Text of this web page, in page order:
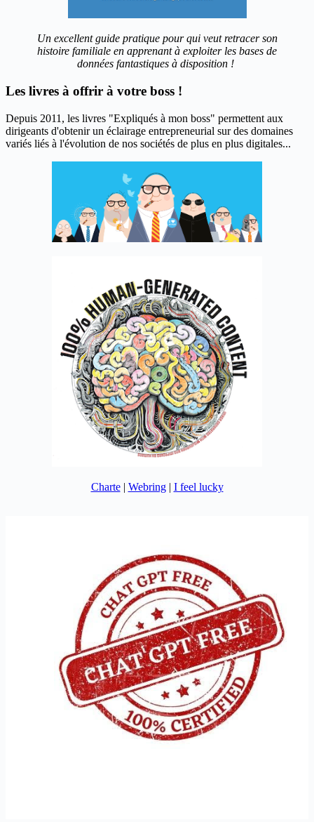
Un excellent guide pratique pour qui veut retracer son
histoire familiale en apprenant à exploiter les bases de
données fantastiques à disposition !
Les livres à offrir à votre boss !
Depuis 2011, les livres "Expliqués à mon boss" permettent aux
dirigeants d'obtenir un éclairage entrepreneurial sur des domaines
variés liés à l'évolution de nos sociétés de plus en plus digitales...
Charte| Webring| I feel lucky